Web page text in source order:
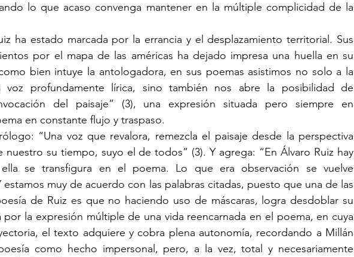
lo que acaso convenga mantener en la múltiple complicidad de la
por el mapa de las américas ha dejado impresa una huella en su
bien intuye la antologadora, en sus poemas asistimos no solo a la
voz profundamente lírica, sino también nos abre la posibilidad de
del paisaje” (3), una expresión situada pero siempre en
en constante flujo y traspaso.
nuestro su tiempo, suyo el de todos” (3). Y agrega: “En Álvaro Ruiz hay
se transfigura en el poema. Lo que era observación se vuelve
estamos muy de acuerdo con las palabras citadas, puesto que una de las
de Ruiz es que no haciendo uso de máscaras, logra desdoblar su
la expresión múltiple de una vida reencarnada en el poema, en cuya
el texto adquiere y cobra plena autonomía, recordando a Millán
como hecho impersonal, pero, a la vez, total y necesariamente